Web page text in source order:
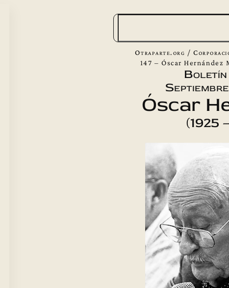
Otraparte.org /
147 – Óscar Hernández
Boletín
Óscar
(1925